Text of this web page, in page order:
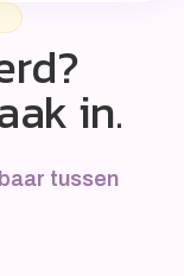
in.
tussen